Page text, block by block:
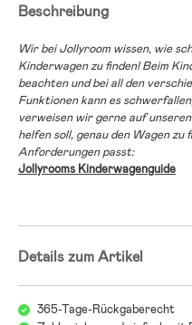
Beschreibung
Wir bei Jollyroom wissen, wie
Kinderwagen zu finden! Beim
beachten und bei all den
Funktionen kann es
verweisen wir gerne auf
helfen soll, genau den Wagen zu
Anforderungen passt:
Jollyrooms Kinderwagenguide
Details zum Artikel
365-Tage-Rückgaberecht